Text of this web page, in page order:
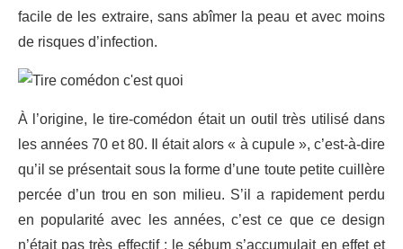
facile de les extraire, sans abîmer la peau et avec moins
de risques d’infection.
À l’origine, le tire-comédon était un outil très utilisé dans
les années 70 et 80. Il était alors « à cupule », c’est-à-dire
qu’il se présentait sous la forme d’une toute petite cuillère
percée d’un trou en son milieu. S’il a rapidement perdu
en popularité avec les années, c’est ce que ce design
n’était pas très effectif : le sébum s’accumulait en effet et